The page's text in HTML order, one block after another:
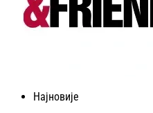
Најновије